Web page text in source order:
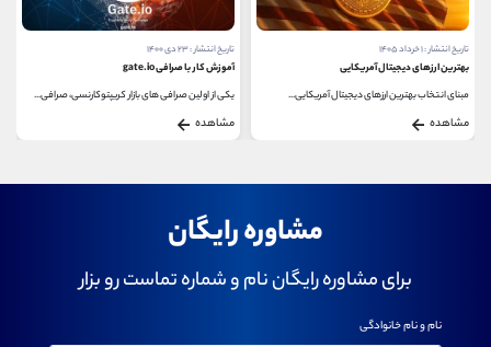
تاریخ انتشار : ۱ خرداد ۱۴۰۵
بهترین ارزهای دیجیتال آمریکایی
مبنای انتخاب بهترین ارزهای دیجیتال آمریکایی...
مشاهده
تاریخ انتشار : ۲۳ دی ۱۴۰۰
آموزش کار با صرافی gate.io
یکی از اولین صرافی های بازار کریپتوکارنسی، صرافی...
مشاهده
مشاوره رایگان
برای مشاوره رایگان نام و شماره تماست رو بزار
نام و نام خانوادگی